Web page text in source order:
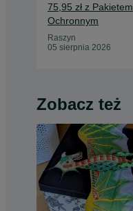
75,95 zł z Pakietem
Ochronnym
Raszyn
05 sierpnia 2026
Zobacz też